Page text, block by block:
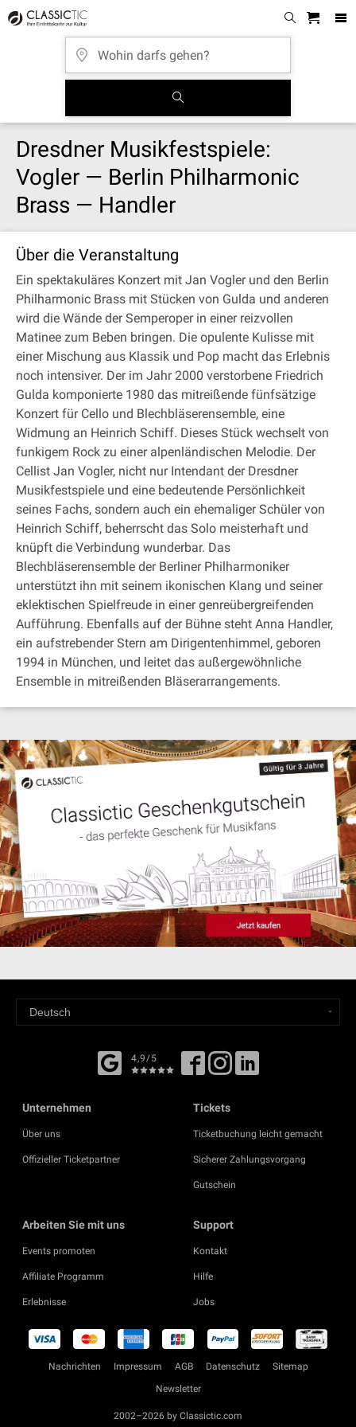
Dresdner Musikfestspiele:
Vogler — Berlin Philharmonic
Brass — Handler
Über die Veranstaltung
Ein spektakuläres Konzert mit Jan Vogler und den Berlin
Philharmonic Brass mit Stücken von Gulda und anderen
wird die Wände der Semperoper in einer reizvollen
Matinee zum Beben bringen. Die opulente Kulisse mit
einer Mischung aus Klassik und Pop macht das Erlebnis
noch intensiver. Der im Jahr 2000 verstorbene Friedrich
Gulda komponierte 1980 das mitreißende fünfsätzige
Konzert für Cello und Blechbläserensemble, eine
Widmung an Heinrich Schiff. Dieses Stück wechselt von
funkigem Rock zu einer alpenländischen Melodie. Der
Cellist Jan Vogler, nicht nur Intendant der Dresdner
Musikfestspiele und eine bedeutende Persönlichkeit
seines Fachs, sondern auch ein ehemaliger Schüler von
Heinrich Schiff, beherrscht das Solo meisterhaft und
knüpft die Verbindung wunderbar. Das
Blechbläserensemble der Berliner Philharmoniker
unterstützt ihn mit seinem ikonischen Klang und seiner
eklektischen Spielfreude in einer genreübergreifenden
Aufführung. Ebenfalls auf der Bühne steht Anna Handler,
ein aufstrebender Stern am Dirigentenhimmel, geboren
1994 in München, und leitet das außergewöhnliche
Ensemble in mitreißenden Bläserarrangements.
4,9/5
Unternehmen
Über uns
Offizieller Ticketpartner
Tickets
Ticketbuchung leicht gemacht
Sicherer Zahlungsvorgang
Gutschein
Arbeiten Sie mit uns
Events promoten
Affiliate Programm
Erlebnisse
Support
Kontakt
Hilfe
Jobs
Nachrichten Impressum AGB Datenschutz
Sitemap
Newsletter
2002–2026 by Classictic.com